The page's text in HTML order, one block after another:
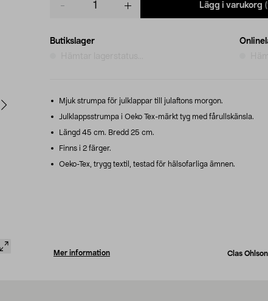
Lägg i varukorg
Butikslager
Mjuk strumpa för julklappar till julaftons morgon.
Julklappsstrumpa i Oeko Tex-märkt tyg med fårullskänsla.
Längd 45 cm. Bredd 25 cm.
Finns i 2 färger.
Oeko-Tex, trygg textil, testad för hälsofarliga ämnen.
Mer information Clas Ohlson